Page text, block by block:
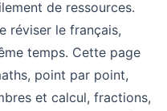
de ressources.
réviser le français,
temps. Cette page
point par point,
et calcul, fractions,